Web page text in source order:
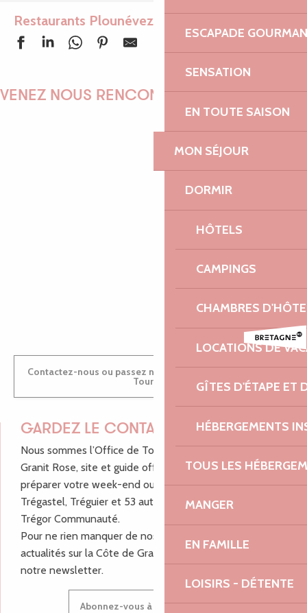
ESCAPADE
SENSATION
EN TOUTE SAISON
MON SÉJOUR
DORMIR
HÔTELS
CAMPINGS
CHAMBRES
LOCATIONS DE
GÎTES D'ÉTAPE ET
HÉBERGEMENTS
TOUS LES
MANGER
EN FAMILLE
LOISIRS - DÉTENTE
Restaurants Plounévez-Moëdec
Ajouter aux
L'Utopie
VENEZ NOUS RENCONTRER !
MARINE
Contactez-nous ou passez nous voir dans nos Offices de
Tourisme
GARDEZ LE CONTACT !
Nous sommes l’Office de Tourisme Bretagne - Côte de
Granit Rose, site et guide officiel pour vous aider à
préparer votre week-end ou vos vacances à Lannion,
Trégastel, Tréguier et 53 autres communes de Lannion-
Trégor Communauté.
Pour ne rien manquer de nos bons plans et nos
actualités sur la Côte de Granit Rose, inscrivez-vous à
notre newsletter.
Abonnez-vous à notre newsletter